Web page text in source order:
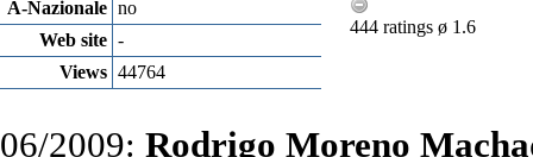
A-Nazionale no
Web site -
Views 44764
444 ratings ø 1.6
06/2009: Rodrigo Moreno